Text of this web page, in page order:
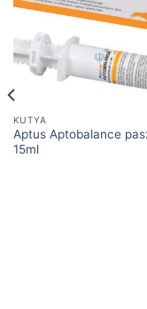
KUTYA
Aptus Aptobalance
15ml